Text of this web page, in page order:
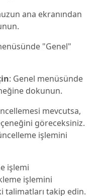
ana ekranından
"Genel"
: Genel menüsünde
dokunun.
mevcutsa,
göreceksiniz.
işlemini
işlemi
işlemini
talimatları takip edin.